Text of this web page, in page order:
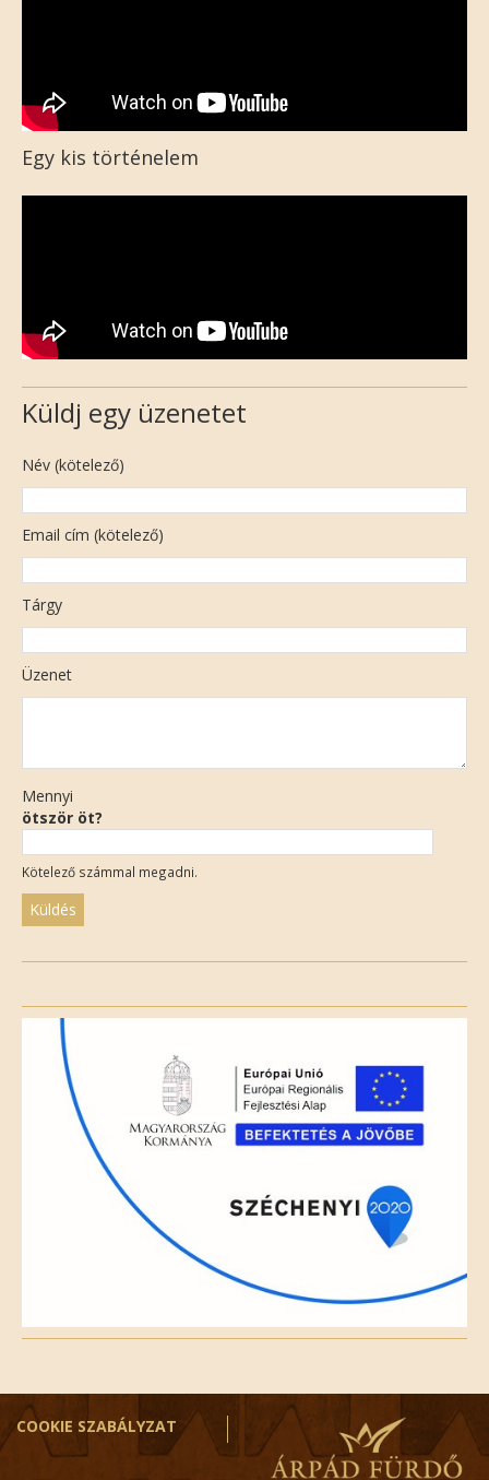
Egy kis történelem
Küldj egy üzenetet
Név (kötelező)
Email cím (kötelező)
Tárgy
Üzenet
Mennyi
ötször öt?
Kötelező számmal megadni.
field
empty.
COOKIE SZABÁLYZAT